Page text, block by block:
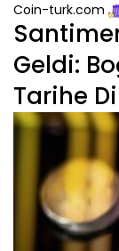
Coin-turk.com
Geldi:
Tarihe